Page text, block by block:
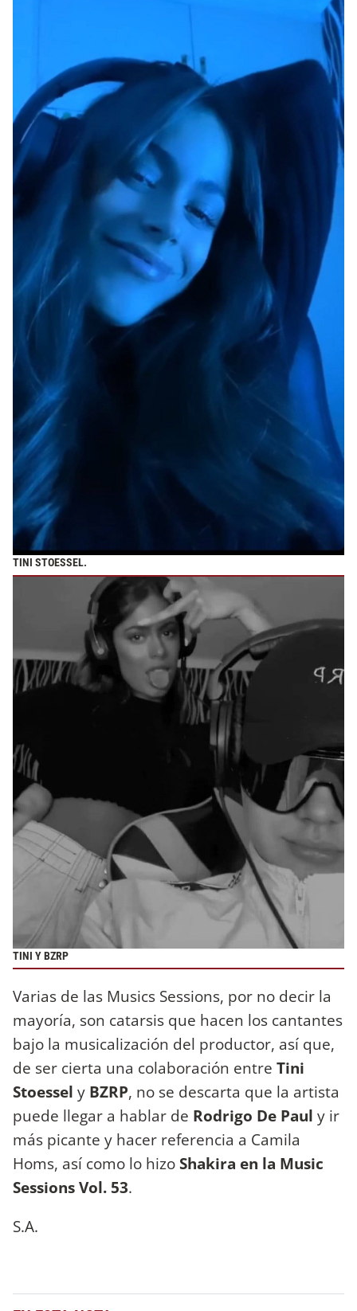
TINI STOESSEL.
TINI Y BZRP
Varias de las Musics Sessions, por no decir la
mayoría, son catarsis que hacen los cantantes
bajo la musicalización del productor, así que,
de ser cierta una colaboración entre Tini
Stoessel y BZRP, no se descarta que la artista
puede llegar a hablar de Rodrigo De Paul y ir
más picante y hacer referencia a Camila
Homs, así como lo hizoShakira en la Music
Sessions Vol. 53.
S.A.